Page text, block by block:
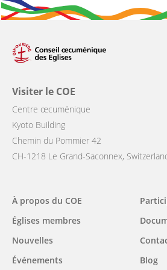
Visiter le COE
Centre œcuménique
Kyoto Building
Chemin du Pommier 42
CH-1218 Le Grand-Saconnex,
Main
navigation
À propos du COE
Églises membres
Nouvelles
Événements
Blog